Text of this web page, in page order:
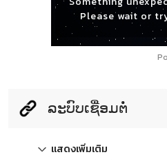
Please wait or
ລະບົບເຊື່ອມຕໍ່
แสดงเพิ่มเติม